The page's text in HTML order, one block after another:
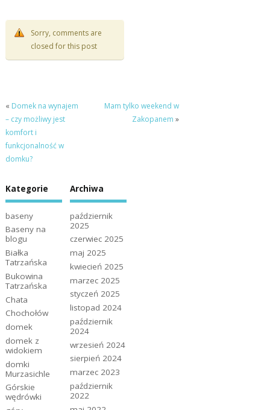
Sorry, comments are
closed for this post
« Domek na wynajem
– czy możliwy jest
komfort i
funkcjonalność w
domku?
Mam tylko weekend w
Zakopanem »
Kategorie
baseny
Baseny na
blogu
Białka
Tatrzańska
Bukowina
Tatrzańska
Chata
Chochołów
domek
domek z
widokiem
domki
Murzasichle
Górskie
wędrówki
Archiwa
październik
2025
czerwiec 2025
maj 2025
kwiecień 2025
marzec 2025
styczeń 2025
listopad 2024
październik
2024
wrzesień 2024
sierpień 2024
marzec 2023
październik
2022